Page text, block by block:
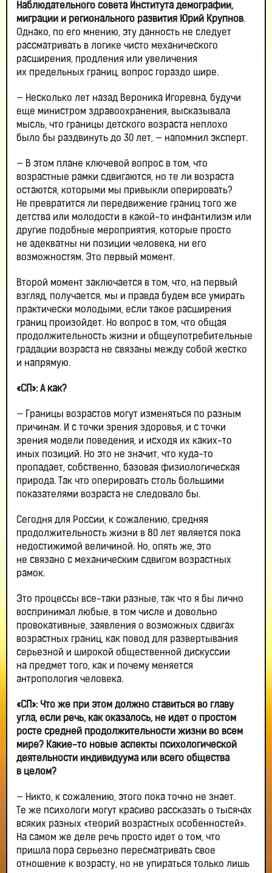
Наблюдательного совета Института демографии,
миграции и регионального развития Юрий Крупнов.
Однако, по его мнению, эту данность не следует
рассматривать в логике чисто механического
расширения, продления или увеличения
их предельных границ, вопрос гораздо шире.
— Несколько лет назад Вероника Игоревна, будучи
еще министром здравоохранения, высказывала
мысль, что границы детского возраста неплохо
было бы раздвинуть до 30 лет, — напомнил эксперт.
— В этом плане ключевой вопрос в том, что
возрастные рамки сдвигаются, но те ли возраста
остаются, которыми мы привыкли оперировать?
Не превратится ли передвижение границ того же
детства или молодости в какой-то инфантилизм или
другие подобные мероприятия, которые просто
не адекватны ни позиции человека, ни его
возможностям. Это первый момент.
Второй момент заключается в том, что, на первый
взгляд, получается, мы и правда будем все умирать
практически молодыми, если такое расширения
границ произойдет. Но вопрос в том, что общая
продолжительность жизни и общеупотребительные
градации возраста не связаны между собой жестко
и напрямую.
«СП»: А как?
— Границы возрастов могут изменяться по разным
причинам. И с точки зрения здоровья, и с точки
зрения модели поведения, и исходя их каких-то
иных позиций. Но это не значит, что куда-то
пропадает, собственно, базовая физиологическая
природа. Так что оперировать столь большими
показателями возраста не следовало бы.
Сегодня для России, к сожалению, средняя
продолжительность жизни в 80 лет является пока
недостижимой величиной. Но, опять же, это
не связано с механическим сдвигом возрастных
рамок.
Это процессы все-таки разные, так что я бы лично
воспринимал любые, в том числе и довольно
провокативные, заявления о возможных сдвигах
возрастных границ, как повод для развертывания
серьезной и широкой общественной дискуссии
на предмет того, как и почему меняется
антропология человека.
«СП»: Что же при этом должно ставиться во главу
угла, если речь, как оказалось, не идет о простом
росте средней продолжительности жизни во всем
мире? Какие-то новые аспекты психологической
деятельности индивидуума или всего общества
в целом?
— Никто, к сожалению, этого пока точно не знает.
Те же психологи могут красиво рассказать о тысячах
всяких разных «теорий возрастных особенностей».
На самом же деле речь просто идет о том, что
пришла пора серьезно пересматривать свое
отношение к возрасту, но не упираться только лишь